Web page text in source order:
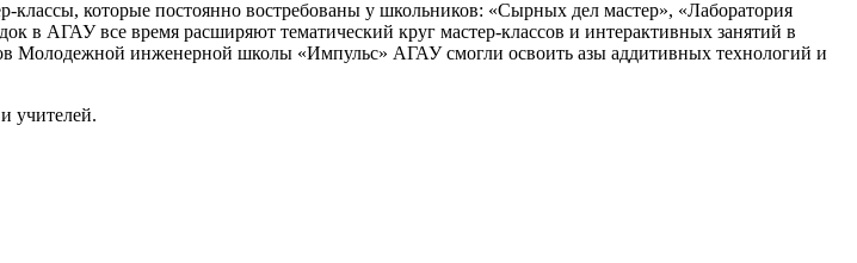
которые постоянно востребованы у школьников: «Сырных дел мастер», «Лаборатория
в АГАУ все время расширяют тематический круг мастер-классов и интерактивных занятий в
Молодежной инженерной школы «Импульс» АГАУ смогли освоить азы аддитивных технологий и
учителей.